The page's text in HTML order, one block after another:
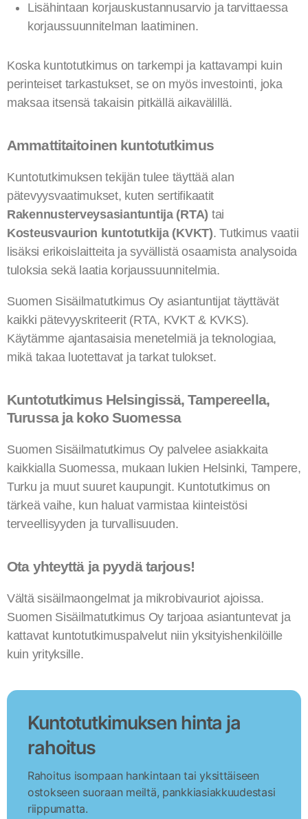
Lisähintaan korjauskustannusarvio ja tarvittaessa
korjaussuunnitelman laatiminen.
Koska kuntotutkimus on tarkempi ja kattavampi kuin
perinteiset tarkastukset, se on myös investointi, joka
maksaa itsensä takaisin pitkällä aikavälillä.
Ammattitaitoinen kuntotutkimus
Kuntotutkimuksen tekijän tulee täyttää alan
pätevyysvaatimukset, kuten sertifikaatit
Rakennusterveysasiantuntija (RTA) tai
Kosteusvaurion kuntotutkija (KVKT). Tutkimus vaatii
lisäksi erikoislaitteita ja syvällistä osaamista analysoida
tuloksia sekä laatia korjaussuunnitelmia.
Suomen Sisäilmatutkimus Oy asiantuntijat täyttävät
kaikki pätevyyskriteerit (RTA, KVKT & KVKS).
Käytämme ajantasaisia menetelmiä ja teknologiaa,
mikä takaa luotettavat ja tarkat tulokset.
Kuntotutkimus Helsingissä, Tampereella,
Turussa ja koko Suomessa
Suomen Sisäilmatutkimus Oy palvelee asiakkaita
kaikkialla Suomessa, mukaan lukien Helsinki, Tampere,
Turku ja muut suuret kaupungit. Kuntotutkimus on
tärkeä vaihe, kun haluat varmistaa kiinteistösi
terveellisyyden ja turvallisuuden.
Ota yhteyttä ja pyydä tarjous!
Vältä sisäilmaongelmat ja mikrobivauriot ajoissa.
Suomen Sisäilmatutkimus Oy tarjoaa asiantuntevat ja
kattavat kuntotutkimuspalvelut niin yksityishenkilöille
kuin yrityksille.
Kuntotutkimuksen hinta ja
rahoitus
Rahoitus isompaan hankintaan tai yksittäiseen
ostokseen suoraan meiltä, pankkiasiakkuudestasi
riippumatta.